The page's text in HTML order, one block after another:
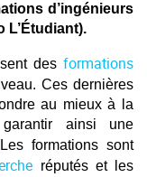
d’ingénieurs
L’Étudiant).
des formations
Ces dernières
au mieux à la
ainsi une
formations sont
réputés et les